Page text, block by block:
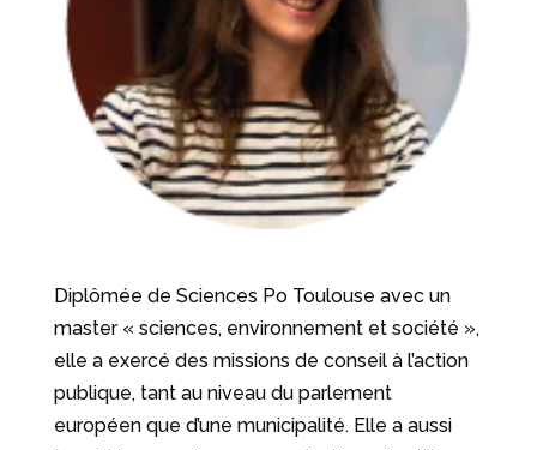
Diplômée de Sciences Po Toulouse avec un
master « sciences, environnement et société »,
elle a exercé des missions de conseil à l’action
publique, tant au niveau du parlement
européen que d’une municipalité. Elle a aussi